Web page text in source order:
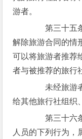
游者。
第三十五条
解除旅游合同的情
可以将旅游者推荐
者与被推荐的旅行
未经旅游者
给其他旅行社组织
第三十六条
人员的下列行为，